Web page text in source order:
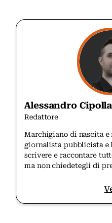
Alessandro Cipolla
Redattore
Marchigiano di nascita e
giornalista pubblicista e
scrivere e raccontare
ma non chiedetegli di